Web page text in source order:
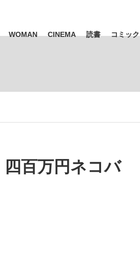
WOMAN CINEMA 読書 コミック
#城彰二 #内田有紀
#松田聖子
百万円ネコバ